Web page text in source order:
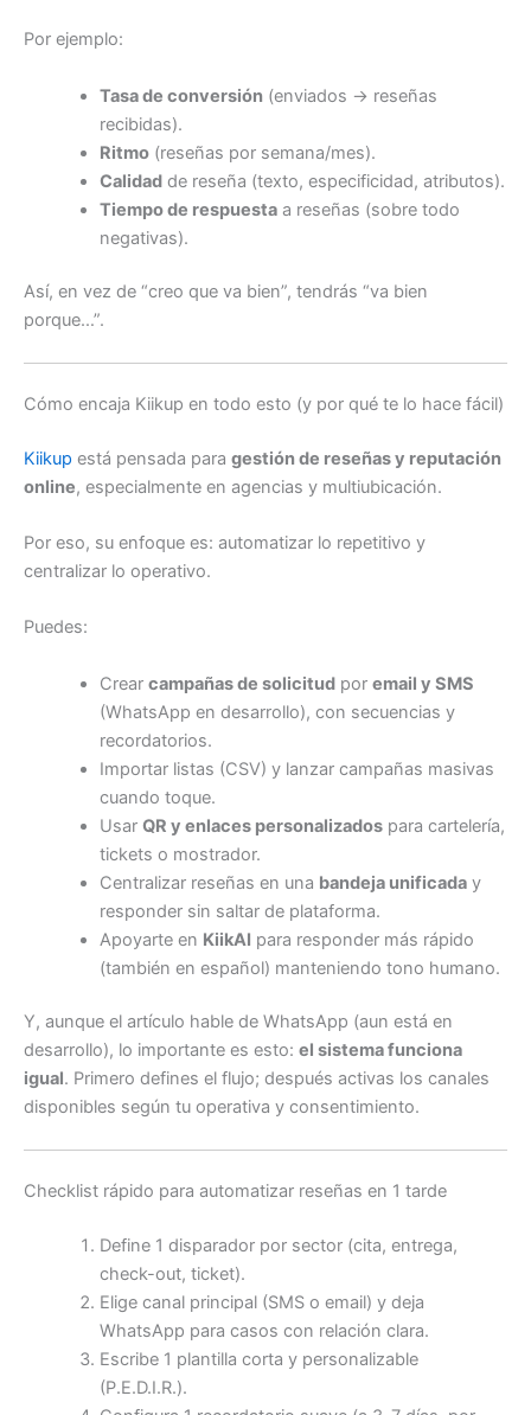
Por ejemplo:
Tasa de conversión(enviados → reseñas
recibidas).
Ritmo(reseñas por semana/mes).
Calidadde reseña (texto, especificidad, atributos).
Tiempo de respuestaa reseñas (sobre todo
negativas).
Así, en vez de “creo que va bien”, tendrás “va bien
porque…”.
Cómo encaja Kiikup en todo esto (y por qué te lo hace fácil)
Kiikup está pensada para gestión de reseñas y reputación
online, especialmente en agencias y multiubicación.
Por eso, su enfoque es: automatizar lo repetitivo y
centralizar lo operativo.
Puedes:
Crear campañas de solicitudpor email y SMS
(WhatsApp en desarrollo), con secuencias y
recordatorios.
Importar listas (CSV) y lanzar campañas masivas
cuando toque.
Usar QR y enlaces personalizadospara cartelería,
tickets o mostrador.
Centralizar reseñas en una bandeja unificaday
responder sin saltar de plataforma.
Apoyarte en KiikAI para responder más rápido
(también en español) manteniendo tono humano.
Y, aunque el artículo hable de WhatsApp (aun está en
desarrollo), lo importante es esto: el sistema funciona
igual. Primero defines el flujo; después activas los canales
disponibles según tu operativa y consentimiento.
Checklist rápido para automatizar reseñas en 1 tarde
Define 1 disparador por sector (cita, entrega,
check-out, ticket).
Elige canal principal (SMS o email) y deja
WhatsApp para casos con relación clara.
Escribe 1 plantilla corta y personalizable
(P.E.D.I.R.).